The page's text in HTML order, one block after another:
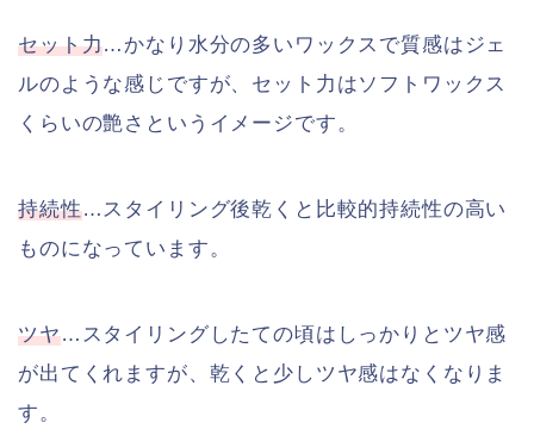
セット力…かなり水分の多いワックスで質感はジェ
ルのような感じですが、セット力はソフトワックス
くらいの艶さというイメージです。
持続性…スタイリング後乾くと比較的持続性の高い
ものになっています。
ツヤ…スタイリングしたての頃はしっかりとツヤ感
が出てくれますが、乾くと少しツヤ感はなくなりま
す。